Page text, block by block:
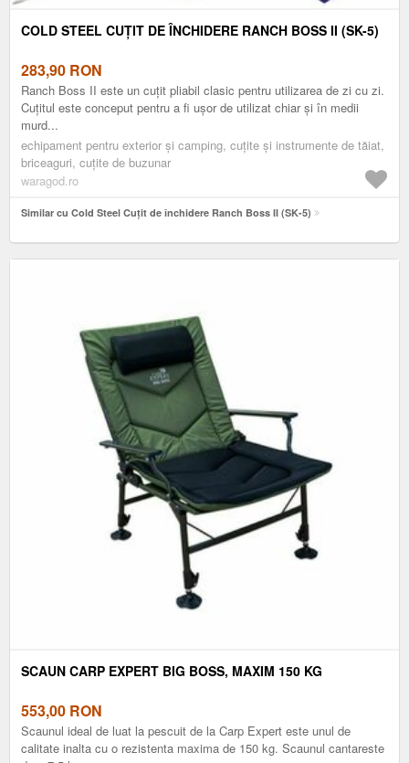
COLD STEEL CUȚIT DE ÎNCHIDERE RANCH BOSS II (SK-5)
283,90 RON
Ranch Boss II este un cuțit pliabil clasic pentru utilizarea de zi cu zi.
Cuțitul este conceput pentru a fi ușor de utilizat chiar și în medii
murd...
echipament pentru exterior și camping, cuțite și instrumente de tăiat,
briceaguri, cuțite de buzunar
waragod.ro
Similar cu Cold Steel Cuțit de închidere Ranch Boss II (SK-5)
SCAUN CARP EXPERT BIG BOSS, MAXIM 150 KG
553,00 RON
Scaunul ideal de luat la pescuit de la Carp Expert este unul de
calitate inalta cu o rezistenta maxima de 150 kg. Scaunul cantareste